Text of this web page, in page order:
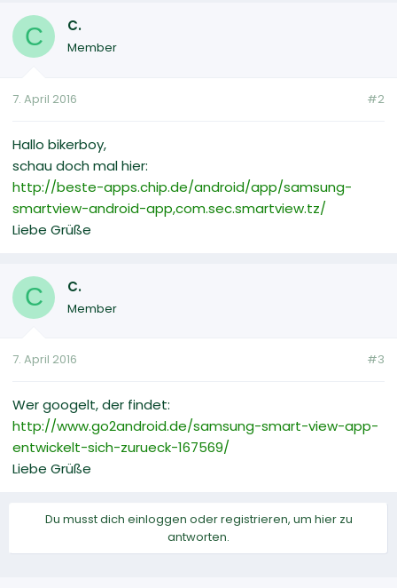
C C.
Member
7. April 2016 #2
Hallo bikerboy,
schau doch mal hier:
http://beste-apps.chip.de/android/app/samsung-
smartview-android-app,com.sec.smartview.tz/
Liebe Grüße
C C.
Member
7. April 2016 #3
Wer googelt, der findet:
http://www.go2android.de/samsung-smart-view-app-
entwickelt-sich-zurueck-167569/
Liebe Grüße
Du musst dich einloggen oder registrieren, um hier zu
antworten.